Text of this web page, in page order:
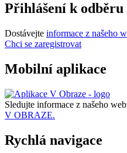
Přihlášení k
Dostávejte informace z našeho
Chci se zaregistrovat
Mobilní aplikace
Sledujte informace z našeho
V OBRAZE.
Rychlá navigace